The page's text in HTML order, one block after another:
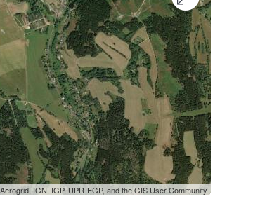
IGN, IGP, UPR-EGP, and the GIS User Community